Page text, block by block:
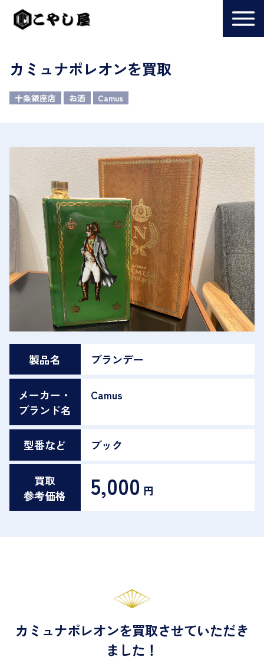
カミュナポレオンを買取
十条銀座店 お酒 Camus
製品名 ブランデー
メーカー・
ブランド名
Camus
型番など ブック
買取
参考価格
5,000 円
カミュナポレオンを買取させていただき
ました！